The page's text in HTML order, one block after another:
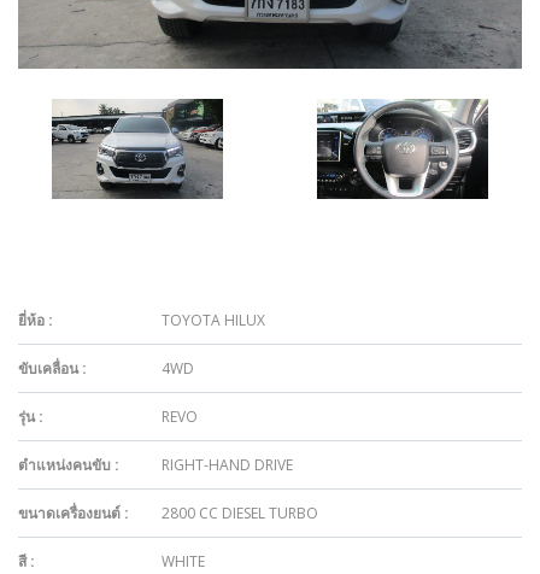
ยี่ห้อ : TOYOTA HILUX
ขับเคลื่อน : 4WD
รุ่น : REVO
ตำแหน่งคนขับ : RIGHT-HAND DRIVE
ขนาดเครื่องยนต์ : 2800 CC DIESEL TURBO
สี : WHITE